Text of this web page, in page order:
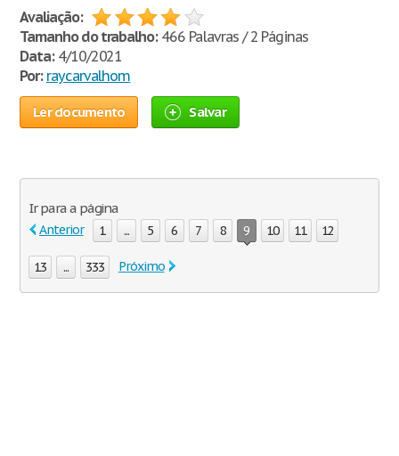
Avaliação:
Tamanho do trabalho:466 Palavras / 2 Páginas
Data:4/10/2021
Por: raycarvalhom
Ler documento Salvar
Ir para a página
Anterior 1 ... 5 6 7 8 9 10 11 12
13 ... 333 Próximo